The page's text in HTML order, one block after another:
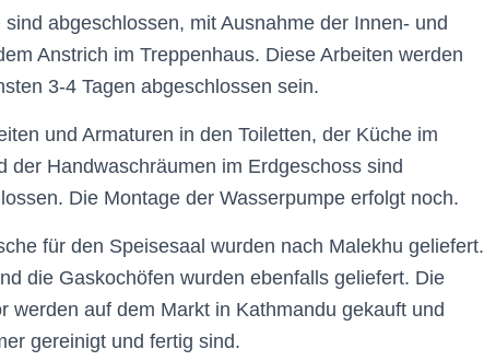
abgeschlossen, mit Ausnahme der Innen- und
Anstrich im Treppenhaus. Diese Arbeiten werden
3-4 Tagen abgeschlossen sein.
und Armaturen in den Toiletten, der Küche im
der Handwaschräumen im Erdgeschoss sind
Die Montage der Wasserpumpe erfolgt noch.
für den Speisesaal wurden nach Malekhu geliefert.
die Gaskochöfen wurden ebenfalls geliefert. Die
werden auf dem Markt in Kathmandu gekauft und
gereinigt und fertig sind.